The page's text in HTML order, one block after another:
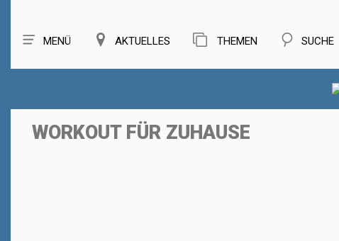
MENÜ AKTUELLES THEMEN SUCHE
WORKOUT FÜR ZUHAUSE